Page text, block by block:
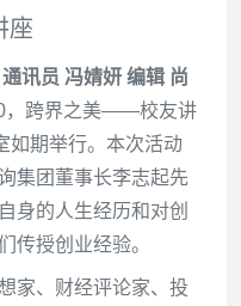
座
讯员 冯婧妍 编辑 尚
，跨界之美——校友讲
如期举行。本次活动
集团董事长李志起先
身的人生经历和对创
传授创业经验。
家、财经评论家、投